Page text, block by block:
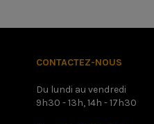
CONTACTEZ-NOUS
Du lundi au vendredi
9h30 - 13h, 14h - 17h30